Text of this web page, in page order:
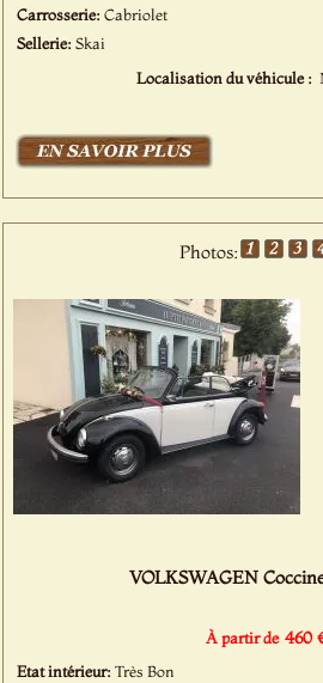
Carrosserie:Cabriolet
Sellerie:Skai
Localisation du véhicule :
Photos:
VOLKSWAGEN
À partir de 460
Etat intérieur:Très Bon